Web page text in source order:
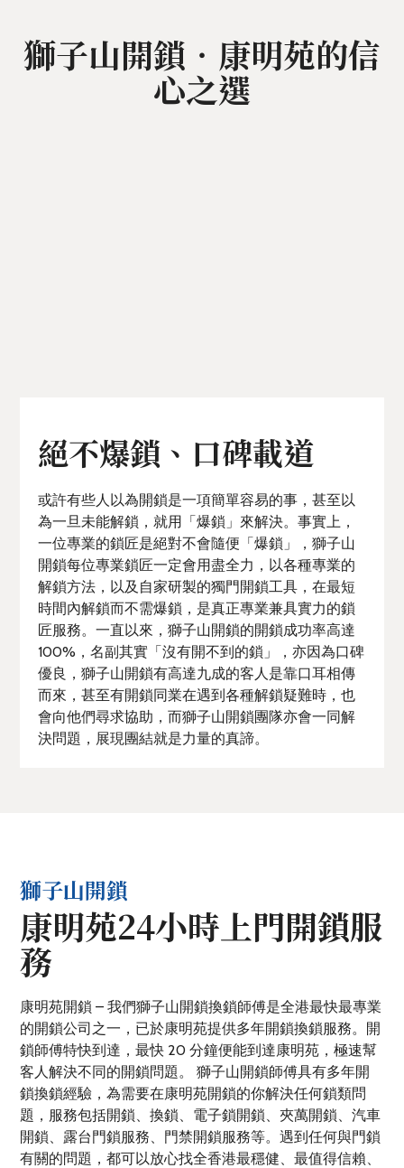
獅子山開鎖‧康明苑的信
心之選
絕不爆鎖、口碑載道
或許有些人以為開鎖是一項簡單容易的事，甚至以
為一旦未能解鎖，就用「爆鎖」來解決。事實上，
一位專業的鎖匠是絕對不會隨便「爆鎖」，獅子山
開鎖每位專業鎖匠一定會用盡全力，以各種專業的
解鎖方法，以及自家研製的獨門開鎖工具，在最短
時間內解鎖而不需爆鎖，是真正專業兼具實力的鎖
匠服務。一直以來，獅子山開鎖的開鎖成功率高達
100%，名副其實「沒有開不到的鎖」，亦因為口碑
優良，獅子山開鎖有高達九成的客人是靠口耳相傳
而來，甚至有開鎖同業在遇到各種解鎖疑難時，也
會向他們尋求協助，而獅子山開鎖團隊亦會一同解
決問題，展現團結就是力量的真諦。
獅子山開鎖
康明苑24小時上門開鎖服
務
康明苑開鎖 – 我們獅子山開鎖換鎖師傅是全港最快最專業
的開鎖公司之一，已於康明苑提供多年開鎖換鎖服務。開
鎖師傅特快到達，最快 20 分鐘便能到達康明苑，極速幫
客人解決不同的開鎖問題。 獅子山開鎖師傅具有多年開
鎖換鎖經驗，為需要在康明苑開鎖的你解決任何鎖類問
題，服務包括開鎖、換鎖、電子鎖開鎖、夾萬開鎖、汽車
開鎖、露台門鎖服務、門禁開鎖服務等。遇到任何與門鎖
有關的問題，都可以放心找全香港最穩健、最值得信賴、